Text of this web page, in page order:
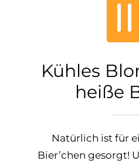
Kühles
heiße
Natürlich ist für
Bier’chen gesorgt!